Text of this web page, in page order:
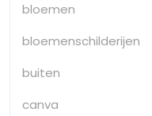
bloemen
bloemenschilderijen
buiten
canva